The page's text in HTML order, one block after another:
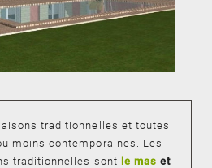
traditionnelles et toutes
moins contemporaines. Les
traditionnelles sont le mas et